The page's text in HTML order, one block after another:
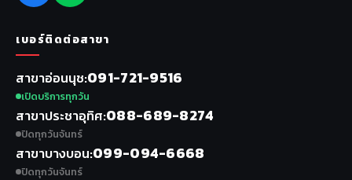
เบอร์ติดต่อสาขา
สาขาอ่อนนุช 091-721-9516
เปิดบริการทุกวัน
สาขาประชาอุทิศ 088-689-8274
ปิดทุกวันจันทร์
สาขาบางบอน 099-094-6668
ปิดทุกวันจันทร์